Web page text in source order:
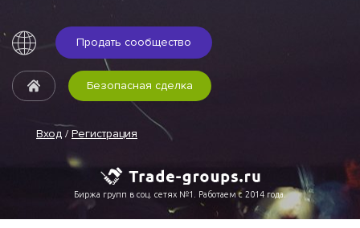
Продать сообщество
Вход / Регистрация
Безопасная сделка
Биржа групп в соц. сетях №1. Работаем с 2014 года.